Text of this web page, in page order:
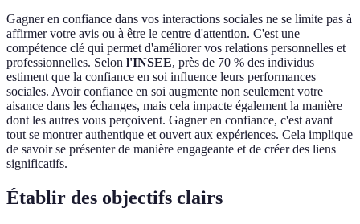
Gagner en confiance dans vos interactions sociales ne se limite pas à
affirmer votre avis ou à être le centre d'attention. C'est une
compétence clé qui permet d'améliorer vos relations personnelles et
professionnelles. Selon l'INSEE, près de 70 % des individus
estiment que la confiance en soi influence leurs performances
sociales. Avoir confiance en soi augmente non seulement votre
aisance dans les échanges, mais cela impacte également la manière
dont les autres vous perçoivent. Gagner en confiance, c'est avant
tout se montrer authentique et ouvert aux expériences. Cela implique
de savoir se présenter de manière engageante et de créer des liens
significatifs.
Établir des objectifs clairs